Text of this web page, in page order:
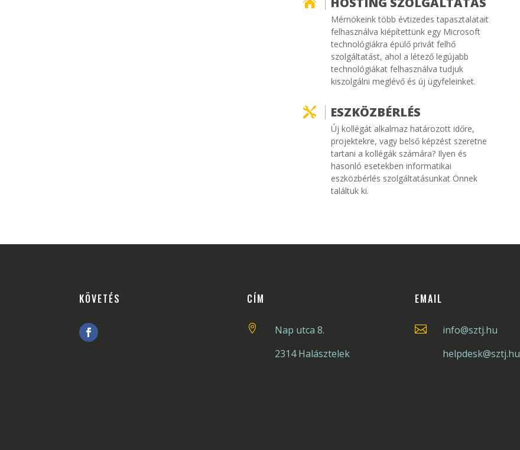
Mérnökeink több évtizedes tapasztalatait
felhasználva kiépítettünk egy Microsoft
technológiákra épülő privát felhő
szolgáltatást, ahol a létező legújabb
technológiákat felhasználva tudjuk
kiszolgálni meglévő és új ügyfeleinket.
 ESZKÖZBÉRLÉS
Új kollégát alkalmaz határozott időre,
projektekre, vagy belső képzést szeretne
tartani a kollégák számára? Ilyen és
hasonló esetekben informatikai
eszközbérlés szolgáltatásunkat Önnek
találtuk ki.
KÖVETÉS CÍM

Nap utca 8.
2314 Halásztelek
EMAIL

info@sztj.hu
helpdesk@sztj.hu